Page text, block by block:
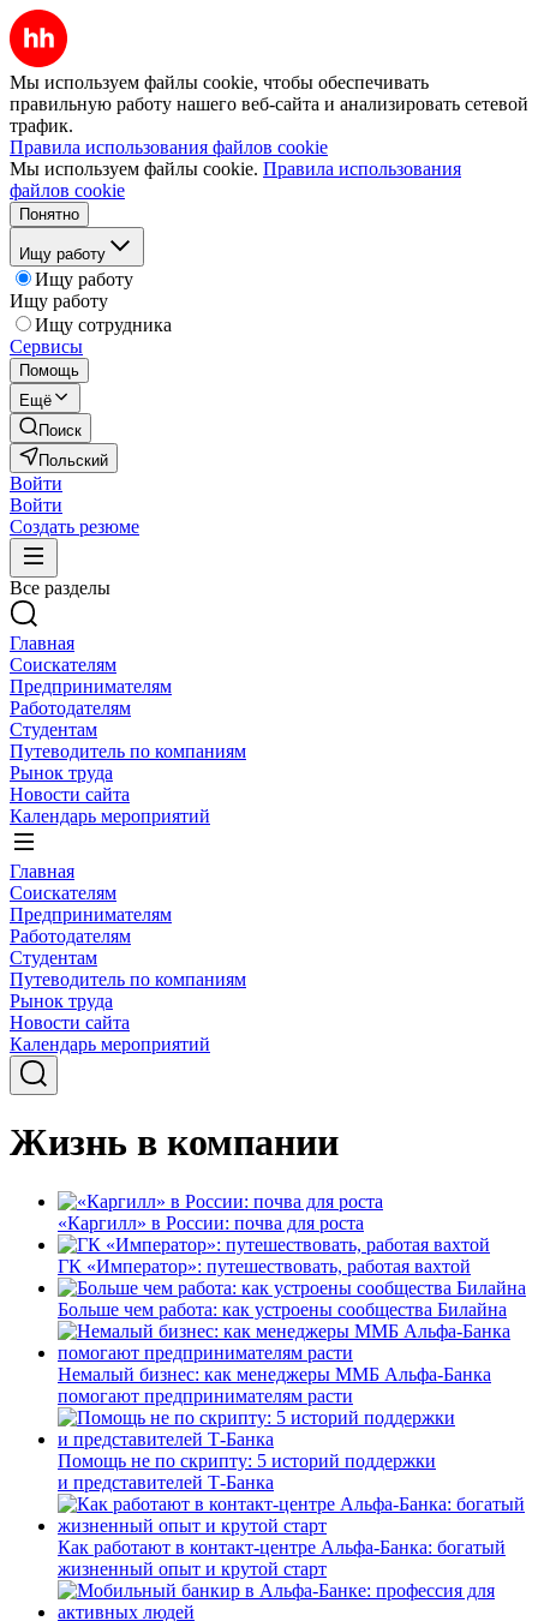
Мы используем файлы cookie, чтобы обеспечивать
правильную работу нашего веб-сайта и анализировать сетевой
трафик.
Правила использования файлов cookie
Мы используем файлы cookie. Правила использования
файлов cookie
Понятно
Ищу работу
Ищу работу
Ищу работу
Ищу сотрудника
Сервисы
Помощь
Ещё
Поиск
Польский
Войти
Войти
Создать резюме
Все разделы
Главная
Соискателям
Предпринимателям
Работодателям
Студентам
Путеводитель по компаниям
Рынок труда
Новости сайта
Календарь мероприятий
Главная
Соискателям
Предпринимателям
Работодателям
Студентам
Путеводитель по компаниям
Рынок труда
Новости сайта
Календарь мероприятий
Жизнь в компании
«Каргилл» в России: почва для роста
ГК «Император»: путешествовать, работая вахтой
Больше чем работа: как устроены сообщества Билайна
Немалый бизнес: как менеджеры ММБ Альфа-Банка
помогают предпринимателям расти
Помощь не по скрипту: 5 историй поддержки
и представителей Т-Банка
Как работают в контакт-центре Альфа-Банка: богатый
жизненный опыт и крутой старт